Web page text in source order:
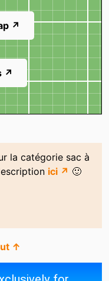
↗
↗
la catégorie sac à
ici ↗ 🙂
↑